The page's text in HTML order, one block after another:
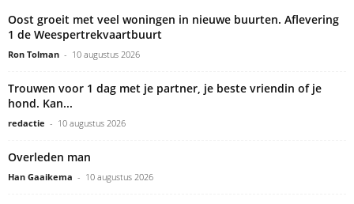
Oost groeit met veel woningen in nieuwe buurten. Aflevering
1 de Weespertrekvaartbuurt
Ron Tolman - 10 augustus 2026
Trouwen voor 1 dag met je partner, je beste vriendin of je
hond. Kan...
redactie - 10 augustus 2026
Overleden man
Han Gaaikema - 10 augustus 2026